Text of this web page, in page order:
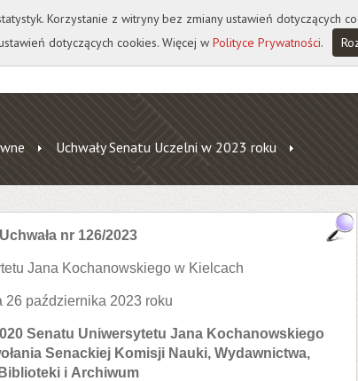
A A A
Uchwały Senatu Uczelni w 2023 roku
Uchwała nr 126/2023
Jana Kochanowskiego w Kielcach
26 października 2023 roku
Senatu Uniwersytetu Jana Kochanowskiego
Senackiej Komisji Nauki, Wydawnictwa,
Biblioteki i Archiwum
Korzystanie z witryny bez zmiany ustawień dotyczących
dotyczących cookies. Więcej w Polityce Prywatności.